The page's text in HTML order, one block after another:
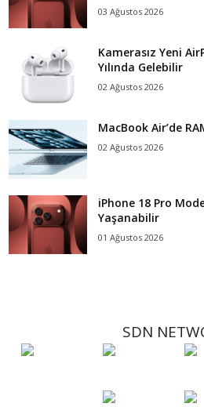
03 Ağustos 2026
Kamerasız Yeni
Yılında Gelebilir
02 Ağustos 2026
MacBook Air’de
02 Ağustos 2026
iPhone 18 Pro
Yaşanabilir
01 Ağustos 2026
SDN